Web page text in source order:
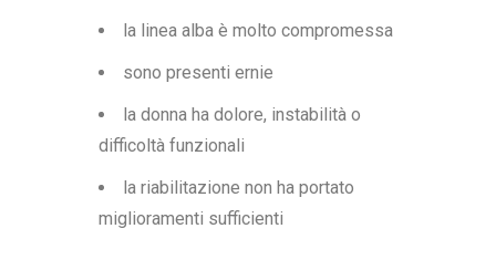
la linea alba è molto compromessa
sono presenti ernie
la donna ha dolore, instabilità o
difficoltà funzionali
la riabilitazione non ha portato
miglioramenti sufficienti